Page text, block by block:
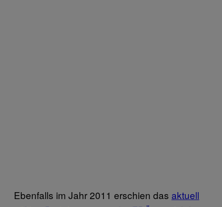
Ebenfalls im Jahr 2011 erschien das aktuell